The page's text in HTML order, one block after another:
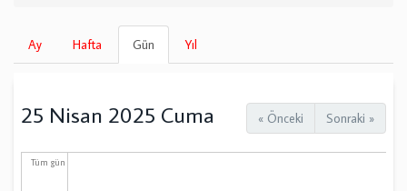
Birincil
sekmeler
Ay Hafta Gün
sekme)
Yıl
« Önceki Sonraki »
25 Nisan 2025 Cuma
Tüm gün